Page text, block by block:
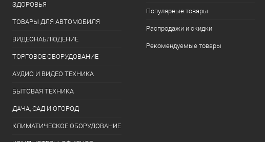
ЗДОРОВЬЯ
ТОВАРЫ ДЛЯ АВТОМОБИЛЯ
ВИДЕОНАБЛЮДЕНИЕ
ТОРГОВОЕ ОБОРУДОВАНИЕ
АУДИО И ВИДЕО ТЕХНИКА
БЫТОВАЯ ТЕХНИКА
ДАЧА, САД И ОГОРОД
КЛИМАТИЧЕСКОЕ ОБОРУДОВАНИЕ
Популярные товары
Распродажи и скидки
Рекомендуемые товары